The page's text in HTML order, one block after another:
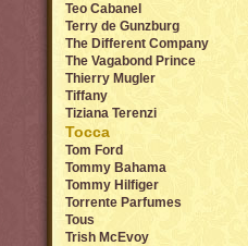
Teo Cabanel
Terry de Gunzburg
The Different Company
The Vagabond Prince
Thierry Mugler
Tiffany
Tiziana Terenzi
Tocca
Tom Ford
Tommy Bahama
Tommy Hilfiger
Torrente Parfumes
Tous
Trish McEvoy